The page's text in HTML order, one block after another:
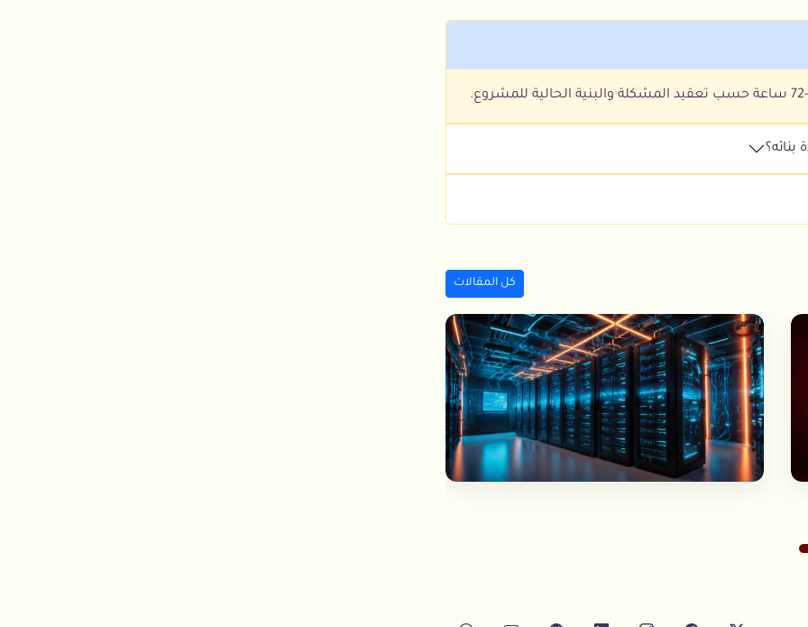
كل المقالات